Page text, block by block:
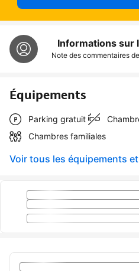
Informations sur
Note des commentaires
Équipements
Parking gratuit
Chambres familiales
Voir tous les équipements